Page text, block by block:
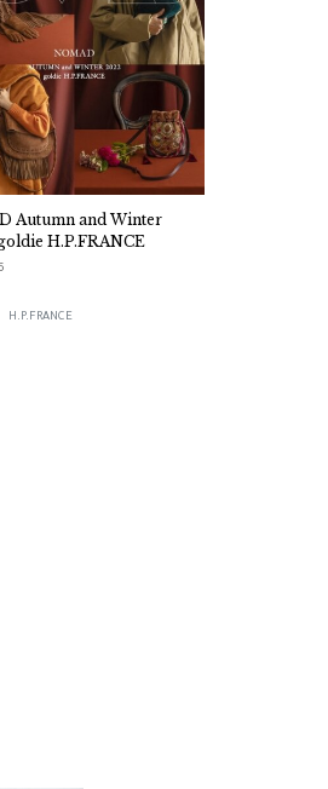
Autumn and Winter
H.P.FRANCE
H.P.FRANCE